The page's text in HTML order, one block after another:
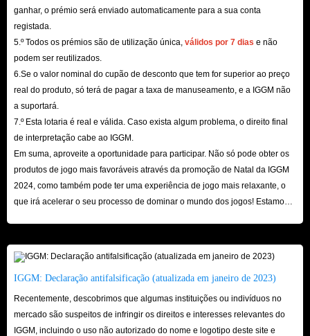
ganhar, o prémio será enviado automaticamente para a sua conta
registada.
5.º Todos os prémios são de utilização única, válidos por 7 dias e não
podem ser reutilizados.
6.Se o valor nominal do cupão de desconto que tem for superior ao preço
real do produto, só terá de pagar a taxa de manuseamento, e a IGGM não
a suportará.
7.º Esta lotaria é real e válida. Caso exista algum problema, o direito final
de interpretação cabe ao IGGM.
Em suma, aproveite a oportunidade para participar. Não só pode obter os
produtos de jogo mais favoráveis ​​através da promoção de Natal da IGGM
2024, como também pode ter uma experiência de jogo mais relaxante, o
que irá acelerar o seu processo de dominar o mundo dos jogos! Estamos
IGGM: Declaração antifalsificação (atualizada em janeiro de 2023)
Recentemente, descobrimos que algumas instituições ou indivíduos no
mercado são suspeitos de infringir os direitos e interesses relevantes do
IGGM, incluindo o uso não autorizado do nome e logotipo deste site e